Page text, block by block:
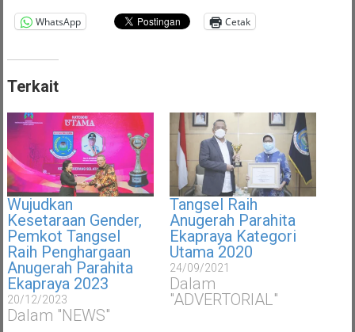
WhatsApp Cetak
Terkait
Wujudkan
Kesetaraan Gender,
Pemkot Tangsel
Raih Penghargaan
Anugerah Parahita
Ekapraya 2023
20/12/2023
Dalam "NEWS"
Tangsel Raih
Anugerah Parahita
Ekapraya Kategori
Utama 2020
24/09/2021
Dalam
"ADVERTORIAL"